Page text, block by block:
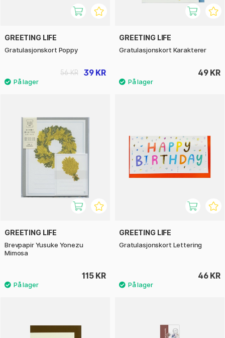
GREETING LIFE
Gratulasjonskort Poppy
39 KR
56 KR
GREETING LIFE
Gratulasjonskort Karakterer
49 KR
GREETING LIFE
Brevpapir Yusuke Yonezu
Mimosa
115 KR
GREETING LIFE
Gratulasjonskort Lettering
46 KR